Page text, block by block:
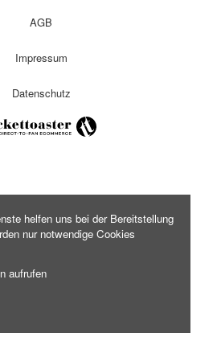
AGB
Impressum
Datenschutz
helfen uns bei der Bereitstellung
nur notwendige Cookies
aufrufen